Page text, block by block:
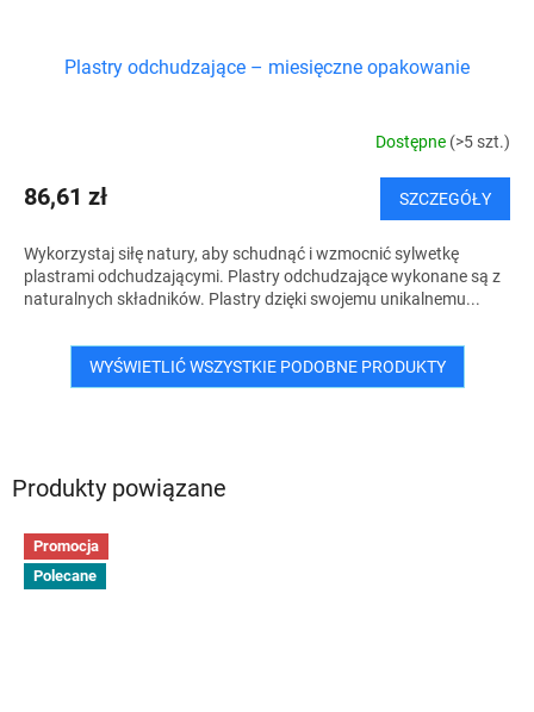
Produkty powiązane
Promocja
Polecane
Plastry odchudzające – miesięczne opakowanie
Dostępne (>5 szt.)
86,61 zł SZCZEGÓŁY
Wykorzystaj siłę natury, aby schudnąć i wzmocnić sylwetkę
plastrami odchudzającymi. Plastry odchudzające wykonane są z
naturalnych składników. Plastry dzięki swojemu unikalnemu...
WYŚWIETLIĆ WSZYSTKIE PODOBNE PRODUKTY